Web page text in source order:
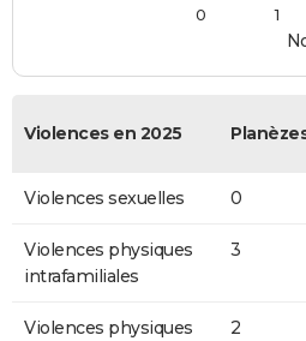
0
1
Violences en 2025
Violences sexuelles 0
Violences physiques
intrafamiliales
3
Violences physiques
2